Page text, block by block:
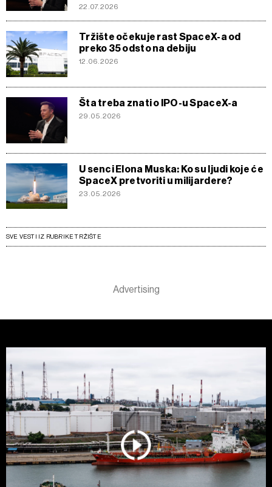
22.07.2026
Tržište očekuje rast SpaceX-a od
preko 35 odsto na debiju
12.06.2026
Šta treba znati o IPO-u SpaceX-a
29.05.2026
U senci Elona Muska: Ko su ljudi koje će
SpaceX pretvoriti u milijardere?
23.05.2026
SVE VESTI IZ RUBRIKE TRŽIŠTE